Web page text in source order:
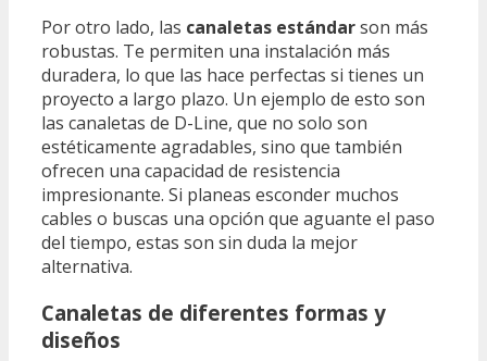
Por otro lado, las canaletas estándarson más
robustas. Te permiten una instalación más
duradera, lo que las hace perfectas si tienes un
proyecto a largo plazo. Un ejemplo de esto son
las canaletas de D-Line, que no solo son
estéticamente agradables, sino que también
ofrecen una capacidad de resistencia
impresionante. Si planeas esconder muchos
cables o buscas una opción que aguante el paso
del tiempo, estas son sin duda la mejor
alternativa.
Canaletas de diferentes formas y
diseños